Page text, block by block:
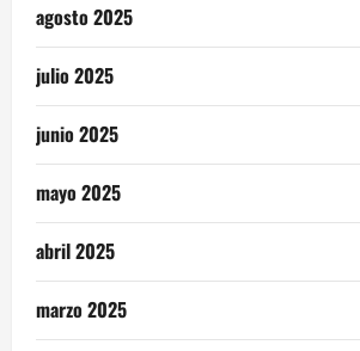
agosto 2025
julio 2025
junio 2025
mayo 2025
abril 2025
marzo 2025